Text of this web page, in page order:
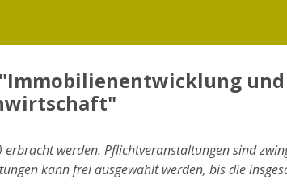
erbracht werden. Pflichtveranstaltungen sind
kann frei ausgewählt werden, bis die